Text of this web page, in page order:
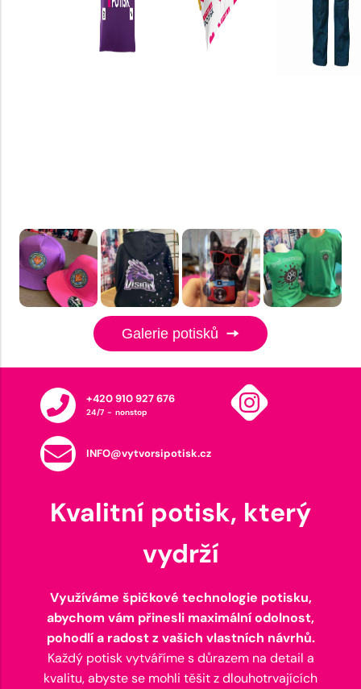
Galerie potisků
+420 910 927 676
24/7 - nonstop
INFO@vytvorsipotisk.cz
Kvalitní potisk, který
vydrží
Využíváme špičkové technologie potisku,
abychom vám přinesli maximální odolnost,
pohodlí a radost z vašich vlastních návrhů.
Každý potisk vytváříme s důrazem na detail a
kvalitu, abyste se mohli těšit z dlouhotrvajících